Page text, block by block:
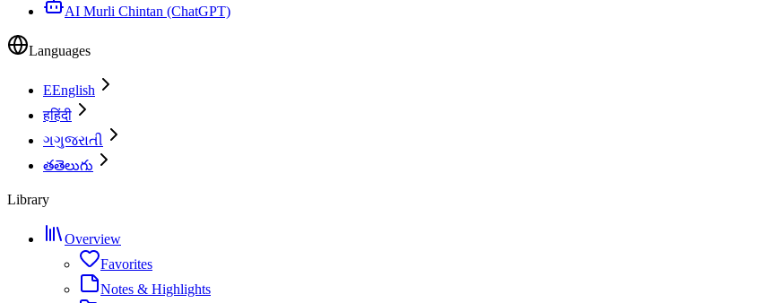
AI Murli Chintan (ChatGPT)
Languages
EEnglish
हहिंदी
ગગુજરાતી
తతెలుగు
Library
Overview
Favorites
Notes & Highlights